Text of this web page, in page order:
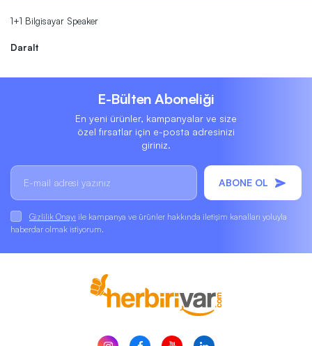
1+1 Bilgisayar Speaker
Daralt
E-Bülten Aboneliği
En yeni ürünler, kampanyalar ve size
özel fırsatlar için e-posta adresinizi
giriniz.
ABONE OL
Gizlilik Onayı ile kampanya ve ürünler hakkında iletişim kanalları yoluyla
haberdar olmak istiyorum.